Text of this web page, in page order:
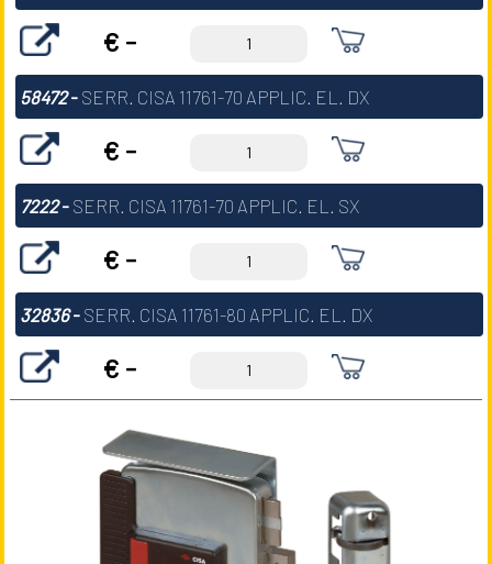
€ -
58472- SERR. CISA 11761-70 APPLIC. EL. DX
€ -
7222- SERR. CISA 11761-70 APPLIC. EL. SX
€ -
32836- SERR. CISA 11761-80 APPLIC. EL. DX
€ -